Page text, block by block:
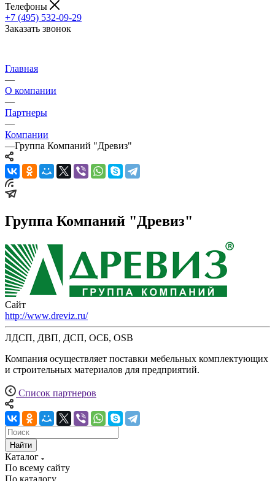
Телефоны
+7 (495) 532-09-29
Заказать звонок
Главная
—
О компании
—
Партнеры
—
Компании
—Группа Компаний "Древиз"
Группа Компаний "Древиз"
Сайт
http://www.dreviz.ru/
ЛДСП, ДВП, ДСП, ОСБ, OSB
Компания осуществляет поставки мебельных комплектующих
и строительных материалов для предприятий.
Список партнеров
Найти
Каталог
По всему сайту
По каталогу